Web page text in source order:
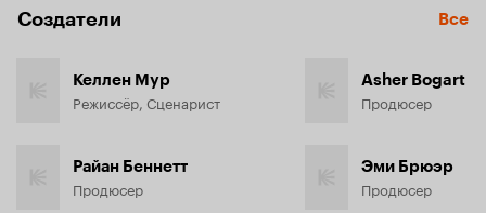
Создатели Все
Келлен Мур
Режиссёр, Сценарист
Райан Беннетт
Продюсер
Asher Bogart
Продюсер
Эми Брюэр
Продюсер